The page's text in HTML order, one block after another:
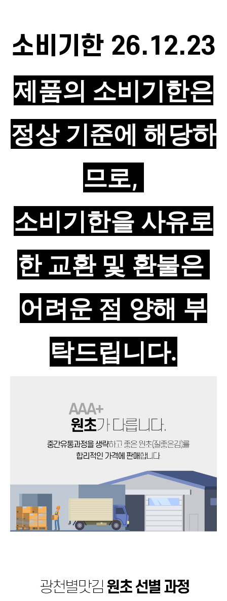
소비기한 26.12.23
제품의 소비기한은
정상 기준에 해당하
므로,
소비기한을 사유로
한 교환 및 환불은
어려운 점 양해 부
탁드립니다.